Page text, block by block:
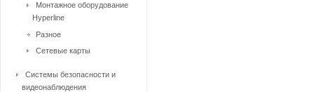
Монтажное оборудование
Hyperline
Разное
Сетевые карты
Системы безопасности и
видеонаблюдения